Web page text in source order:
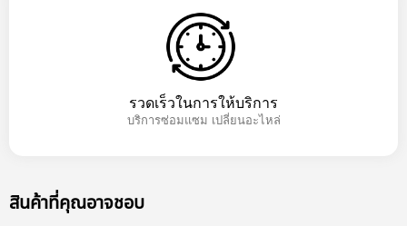
รวดเร็วในการให้บริการ
บริการซ่อมแซม เปลี่ยนอะไหล่
สินค้าที่คุณอาจชอบ